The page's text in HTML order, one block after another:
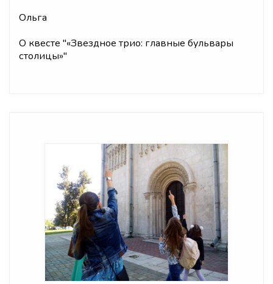
Ольга
О квесте "«Звездное трио: главные бульвары
столицы»"